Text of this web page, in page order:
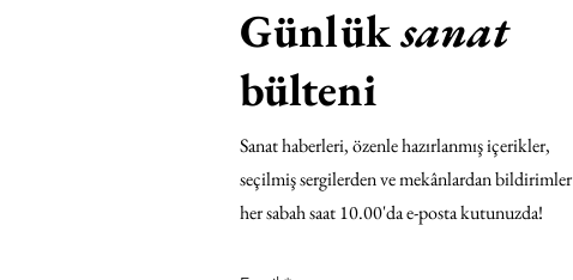
Günlüksanat
bülteni
Sanat haberleri, özenle hazırlanmış içerikler,
seçilmiş sergilerden ve mekânlardan bildirimler
her sabah saat 10.00'da e-posta kutunuzda!